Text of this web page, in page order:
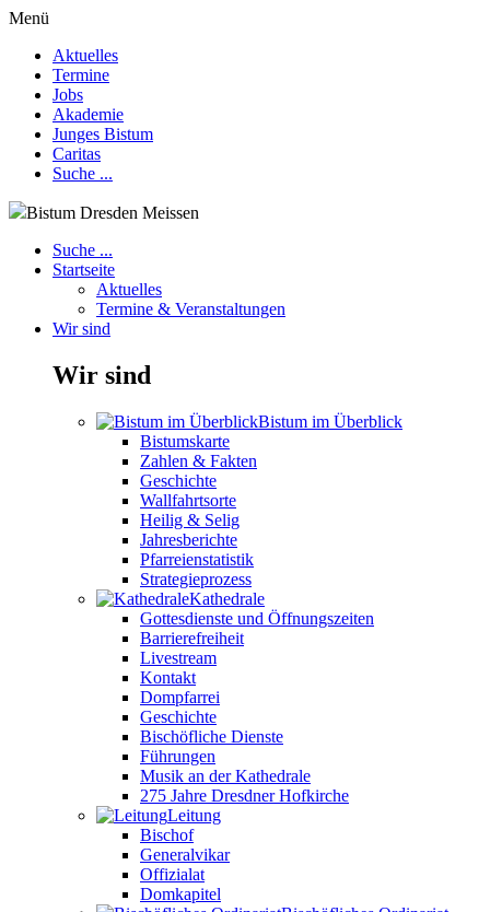
Menü
Aktuelles
Termine
Jobs
Akademie
Junges Bistum
Caritas
Suche ...
Bistum Dresden Meissen
Suche ...
Startseite
Aktuelles
Termine & Veranstaltungen
Wir sind
Wir sind
Bistum im Überblick
Bistumskarte
Zahlen & Fakten
Geschichte
Wallfahrtsorte
Heilig & Selig
Jahresberichte
Pfarreienstatistik
Strategieprozess
Kathedrale
Gottesdienste und Öffnungszeiten
Barrierefreiheit
Livestream
Kontakt
Dompfarrei
Geschichte
Bischöfliche Dienste
Führungen
Musik an der Kathedrale
275 Jahre Dresdner Hofkirche
Leitung
Bischof
Generalvikar
Offizialat
Domkapitel